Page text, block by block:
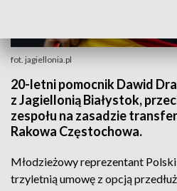
fot. jagiellonia.pl
20-letni pomocnik Dawid
z Jagiellonią Białystok,
zespołu na zasadzie
Rakowa Częstochowa.
Młodzieżowy reprezentant
trzyletnią umowę z opcją